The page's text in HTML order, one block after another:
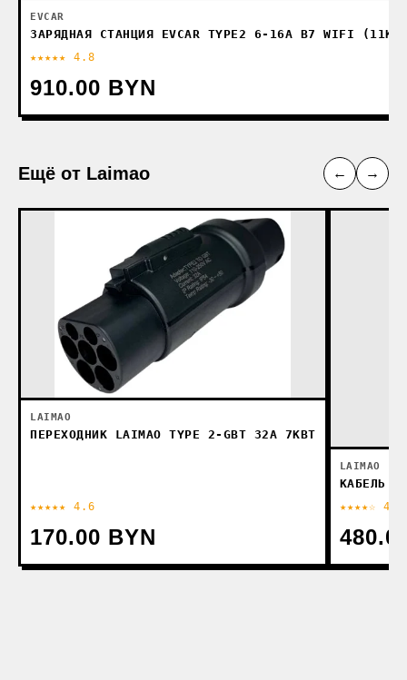
EVCAR
ЗАРЯДНАЯ СТАНЦИЯ EVCAR TYPE2 6-16A B7 WIFI
★★★★★ 4.8
910.00 BYN
Ещё от Laimao ← →
LAIMAO
ПЕРЕХОДНИК LAIMAO TYPE 2-GBT 32А 7КВТ
★★★★★ 4.6
170.00 BYN
LAIMAO
КАБЕЛЬ
★★★★☆ 4.4